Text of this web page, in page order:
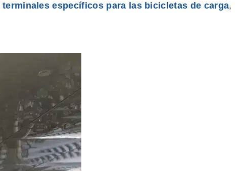
terminales específicos para las bicicletas de carga,